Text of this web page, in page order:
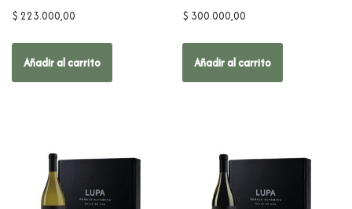
$ 223.000,00
Añadir al carrito
$ 300.000,00
Añadir al carrito